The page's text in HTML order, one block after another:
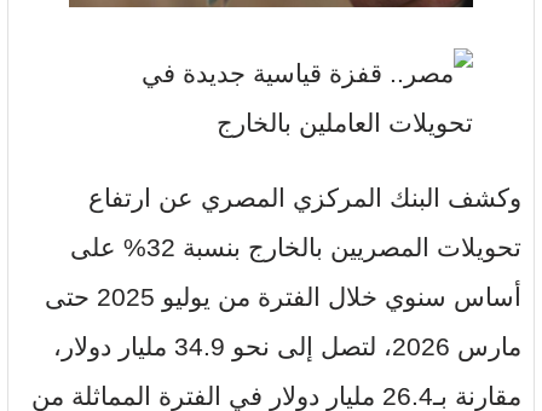
وكشف البنك المركزي المصري عن ارتفاع
تحويلات المصريين بالخارج بنسبة 32% على
أساس سنوي خلال الفترة من يوليو 2025 حتى
مارس 2026، لتصل إلى نحو 34.9 مليار دولار،
مقارنة بـ26.4 مليار دولار في الفترة المماثلة من